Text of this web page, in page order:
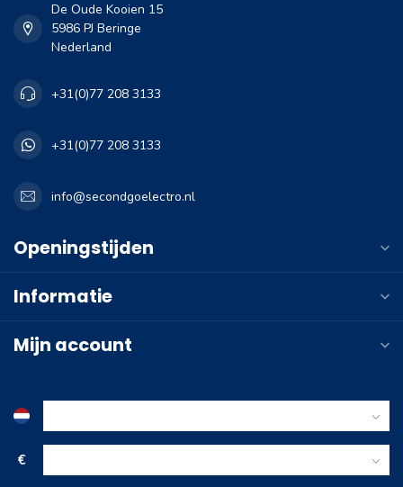
De Oude Kooien 15
5986 PJ Beringe
Nederland
+31(0)77 208 3133
+31(0)77 208 3133
info@secondgoelectro.nl
Openingstijden
Informatie
Mijn account
€